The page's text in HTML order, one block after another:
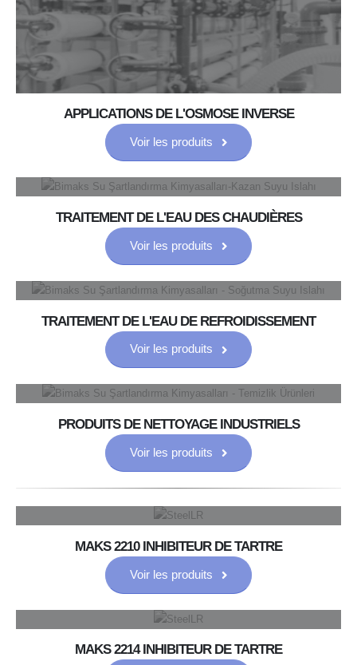
APPLICATIONS DE L'OSMOSE INVERSE
Voir les produits
TRAITEMENT DE L'EAU DES CHAUDIÈRES
Voir les produits
TRAITEMENT DE L'EAU DE REFROIDISSEMENT
Voir les produits
PRODUITS DE NETTOYAGE INDUSTRIELS
Voir les produits
MAKS 2210 INHIBITEUR DE TARTRE
Voir les produits
MAKS 2214 INHIBITEUR DE TARTRE